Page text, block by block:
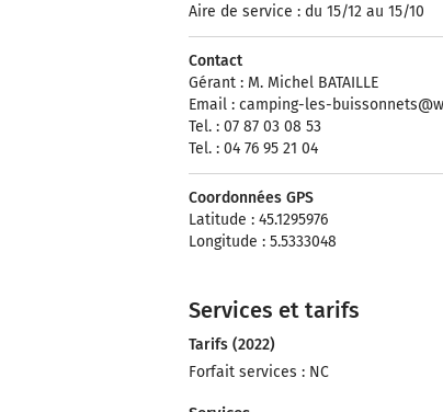
Aire de service : du 15/12 au 15/10
Contact
Gérant : M. Michel BATAILLE
Email : camping-les-
Tel. : 07 87 03 08 53
Tel. : 04 76 95 21 04
Coordonnées GPS
Latitude : 45.1295976
Longitude : 5.5333048
Services et tarifs
Tarifs (2022)
Forfait services : NC